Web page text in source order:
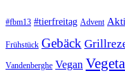
#fbm13 #tierfreitag Advent
Frühstück Gebäck
Vandenberghe Vegan